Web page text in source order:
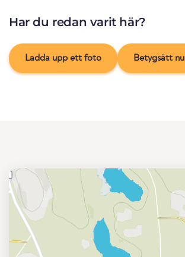
Har du redan varit här?
Ladda upp ett foto Betygsätt nu